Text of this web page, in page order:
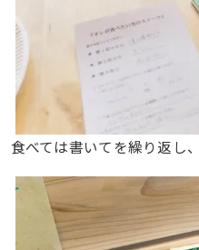
食べては書いてを繰り返し、